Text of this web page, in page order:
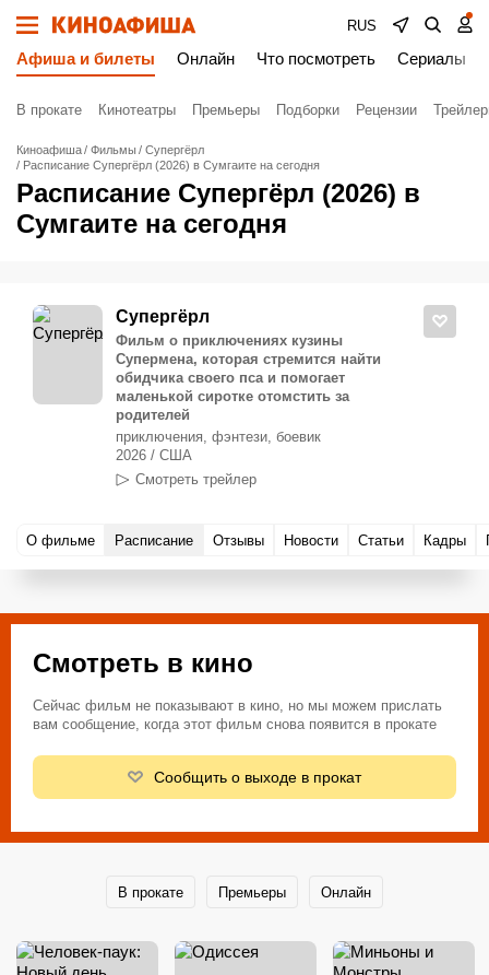
RUS
Афиша и билеты Онлайн Что посмотреть Сериалы
В прокате Кинотеатры Премьеры Подборки Рецензии
Киноафиша Фильмы
Супергёрл
Расписание Супергёрл (2026) в Сумгаите на сегодня
Расписание Супергёрл (2026) в
Сумгаите на сегодня
Супергёрл
Фильм о приключениях кузины
Супермена, которая стремится найти
обидчика своего пса и помогает
маленькой сиротке отомстить за
родителей
приключения, фэнтези, боевик
2026 / США
Смотреть трейлер
О фильме Расписание Отзывы Новости Статьи Кадры
Смотреть в кино
Сейчас фильм не показывают в кино, но мы можем прислать
вам сообщение, когда этот фильм снова появится в прокате
Сообщить о выходе в прокат
В прокате Премьеры Онлайн